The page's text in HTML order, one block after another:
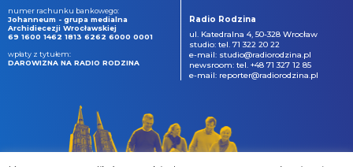
numer rachunku bankowego:
Johanneum - grupa medialna
Archidiecezji Wrocławskiej
69 1600 1462 1813 6262 6000 0001
wpłaty z tytułem:
DAROWIZNA NA RADIO RODZINA
Radio Rodzina
ul. Katedralna 4, 50-328 Wrocław
studio: tel. 71 322 20 22
e-mail: studio@radiorodzina.pl
newsroom: tel. +48 71 327 12 85
e-mail: reporter@radiorodzina.pl